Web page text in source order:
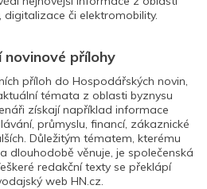
digitalizace či elektromobility.
novinové přílohy
příloh do Hospodářských novin,
témata z oblasti byznysu
získají například informace
průmyslu, financí, zákaznické
Důležitým tématem, kterému
dlouhodobě věnuje, je společenská
redakční texty se překlápí
web HN.cz.